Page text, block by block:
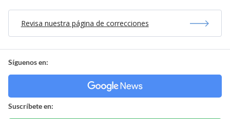
Revisa nuestra página de correcciones
Síguenos en:
Suscríbete en: